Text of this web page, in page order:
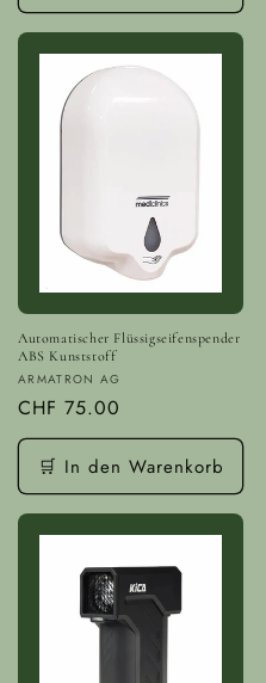
Automatischer Flüssigseifenspender
ABS Kunststoff
Anbieter:
ARMATRON AG
Normaler
Preis
CHF 75.00
🛒 In den Warenkorb